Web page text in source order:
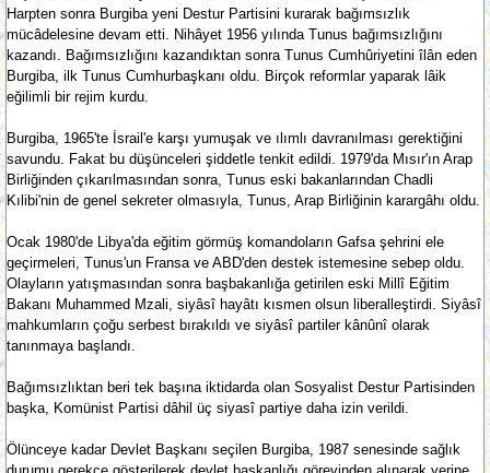
Harpten sonra Burgiba yeni Destur Partisini kurarak bağımsızlık
mücâdelesine devam etti. Nihâyet 1956 yılında Tunus bağımsızlığını
kazandı. Bağımsızlığını kazandıktan sonra Tunus Cumhûriyetini îlân eden
Burgiba, ilk Tunus Cumhurbaşkanı oldu. Birçok reformlar yaparak lâik
eğilimli bir rejim kurdu.
Burgiba, 1965'te İsrail'e karşı yumuşak ve ılımlı davranılması gerektiğini
savundu. Fakat bu düşünceleri şiddetle tenkit edildi. 1979'da Mısır'ın Arap
Birliğinden çıkarılmasından sonra, Tunus eski bakanlarından Chadli
Kılibi'nin de genel sekreter olmasıyla, Tunus, Arap Birliğinin karargâhı oldu.
Ocak 1980'de Libya'da eğitim görmüş komandoların Gafsa şehrini ele
geçirmeleri, Tunus'un Fransa ve ABD'den destek istemesine sebep oldu.
Olayların yatışmasından sonra başbakanlığa getirilen eski Millî Eğitim
Bakanı Muhammed Mzali, siyâsî hayâtı kısmen olsun liberalleştirdi. Siyâsî
mahkumların çoğu serbest bırakıldı ve siyâsî partiler kânûnî olarak
tanınmaya başlandı.
Bağımsızlıktan beri tek başına iktidarda olan Sosyalist Destur Partisinden
başka, Komünist Partisi dâhil üç siyasî partiye daha izin verildi.
Ölünceye kadar Devlet Başkanı seçilen Burgiba, 1987 senesinde sağlık